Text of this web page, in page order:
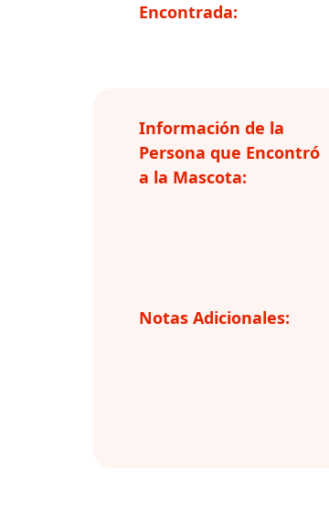
Encontrada:
Información de la
Persona que Encontró
a la Mascota:
Notas Adicionales: